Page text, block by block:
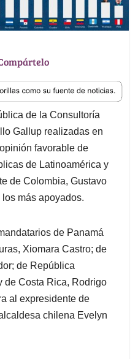
de la Consultoría
Gallup realizadas en
favorable de
de Latinoamérica y
de Colombia, Gustavo
más apoyados.
de Panamá
Xiomara Castro; de
de República
de Costa Rica, Rodrigo
al expresidente de
chilena Evelyn